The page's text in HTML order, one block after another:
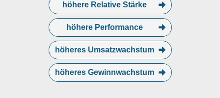
höhere Relative Stärke
höhere Performance
höheres Umsatzwachstum
höheres Gewinnwachstum